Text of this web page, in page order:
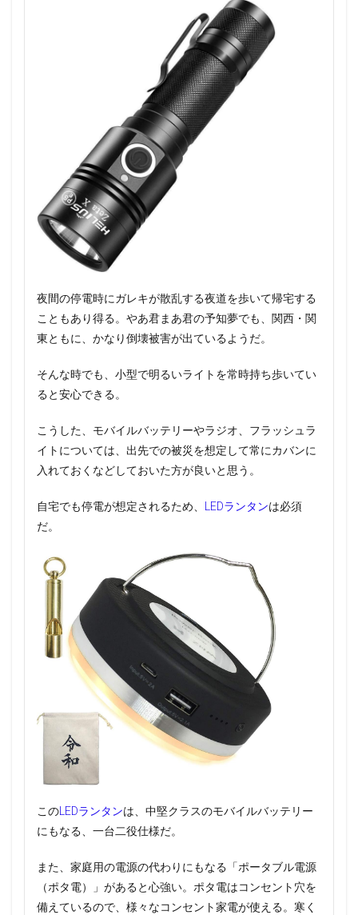
夜間の停電時にガレキが散乱する夜道を歩いて帰宅する
こともあり得る。やあ君まあ君の予知夢でも、関西・関
東ともに、かなり倒壊被害が出ているようだ。
そんな時でも、小型で明るいライトを常時持ち歩いてい
ると安心できる。
こうした、モバイルバッテリーやラジオ、フラッシュラ
イトについては、出先での被災を想定して常にカバンに
入れておくなどしておいた方が良いと思う。
自宅でも停電が想定されるため、 LEDランタンは必須
だ。
このLEDランタンは、中堅クラスのモバイルバッテリー
にもなる、一台二役仕様だ。
また、家庭用の電源の代わりにもなる「ポータブル電源
（ポタ電）」があると心強い。ポタ電はコンセント穴を
備えているので、様々なコンセント家電が使える。寒く